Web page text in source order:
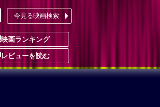
今見る映画検索
映画ランキング
レビューを読む